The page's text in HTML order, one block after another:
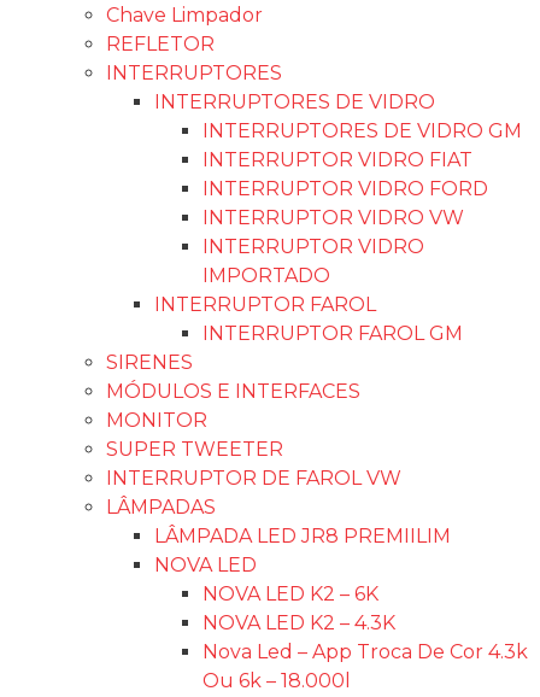
Chave Limpador
REFLETOR
INTERRUPTORES
INTERRUPTORES DE VIDRO
INTERRUPTORES DE VIDRO GM
INTERRUPTOR VIDRO FIAT
INTERRUPTOR VIDRO FORD
INTERRUPTOR VIDRO VW
INTERRUPTOR VIDRO
IMPORTADO
INTERRUPTOR FAROL
INTERRUPTOR FAROL GM
SIRENES
MÓDULOS E INTERFACES
MONITOR
SUPER TWEETER
INTERRUPTOR DE FAROL VW
LÂMPADAS
LÂMPADA LED JR8 PREMIILIM
NOVA LED
NOVA LED K2 – 6K
NOVA LED K2 – 4.3K
Nova Led – App Troca De Cor 4.3k
Ou 6k – 18.000l